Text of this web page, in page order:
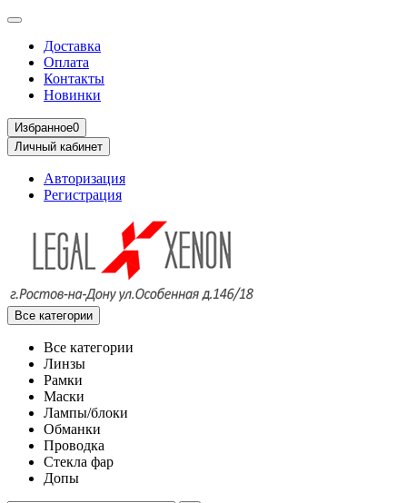
Доставка
Оплата
Контакты
Новинки
Избранное0
Личный кабинет
Авторизация
Регистрация
Все категории
Все категории
Линзы
Рамки
Маски
Лампы/блоки
Обманки
Проводка
Стекла фар
Допы